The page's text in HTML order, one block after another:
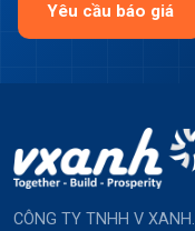
Yêu cầu báo giá
CÔNG TY TNHH V XANH.